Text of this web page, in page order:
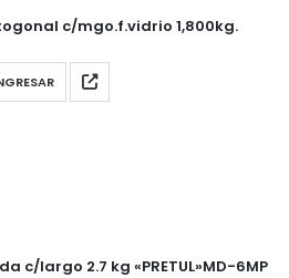
c/mgo.f.vidrio 1,800kg.
c/largo 2.7 kg «PRETUL»MD-6MP